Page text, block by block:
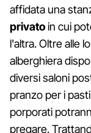
affidata una
privatoin cui
l'altra. Oltre alle
alberghiera
diversi saloni
pranzo per i
porporati
pregare.